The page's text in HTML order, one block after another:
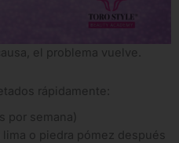
el problema vuelve.
rápidamente:
por semana)
o piedra pómez después